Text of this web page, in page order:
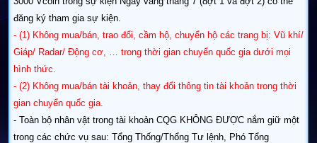
đăng ký tham gia sự kiện.
- (1) Không mua/bán, trao đổi, cầm hộ, chuyển hộ các trang bị: Vũ khí/
Giáp/ Radar/ Động cơ, … trong thời gian chuyển quốc gia dưới mọi
hình thức.
- (2) Không mua/bán tài khoản, thay đổi thông tin tài khoản trong thời
gian chuyển quốc gia.
- Toàn bộ nhân vật trong tài khoản CQG KHÔNG ĐƯỢC nắm giữ một
trong các chức vụ sau: Tổng Thống/Thổng Tư lệnh, Phó Tổng